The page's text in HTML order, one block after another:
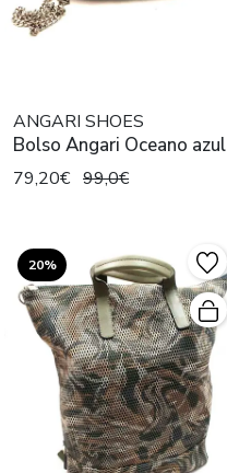
ANGARI SHOES
Bolso Angari Oceano azul
79,20€ 99,0€
20%